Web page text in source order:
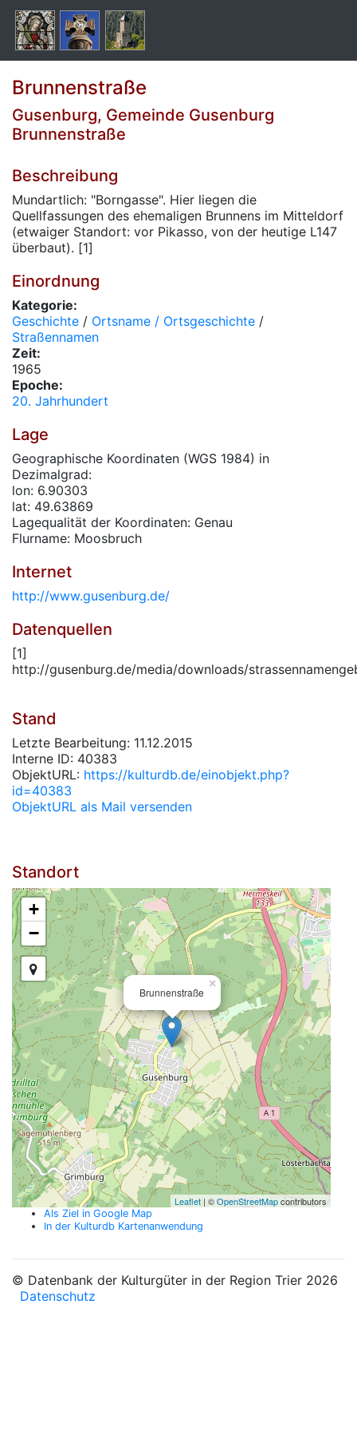
Brunnenstraße
Gusenburg, Gemeinde Gusenburg
Brunnenstraße
Beschreibung
Mundartlich: "Borngasse". Hier liegen die
Quellfassungen des ehemaligen Brunnens im Mitteldorf
(etwaiger Standort: vor Pikasso, von der heutige L147
überbaut). [1]
Einordnung
Kategorie:
Geschichte / Ortsname / Ortsgeschichte /
Straßennamen
Zeit:
1965
Epoche:
20. Jahrhundert
Lage
Geographische Koordinaten (WGS 1984) in
Dezimalgrad:
lon: 6.90303
lat: 49.63869
Lagequalität der Koordinaten: Genau
Flurname: Moosbruch
Internet
http://www.gusenburg.de/
Datenquellen
[1]
http://gusenburg.de/media/downloads/
Stand
Letzte Bearbeitung: 11.12.2015
Interne ID: 40383
ObjektURL: https://kulturdb.de/einobjekt.php?
id=40383
ObjektURL als Mail versenden
Standort
Brunnenstraße
×
+
−
Leaflet | ©OpenStreetMapcontributors
Als Ziel in Google Map
In der Kulturdb Kartenanwendung
© Datenbank der Kulturgüter in der Region Trier 2026
Datenschutz